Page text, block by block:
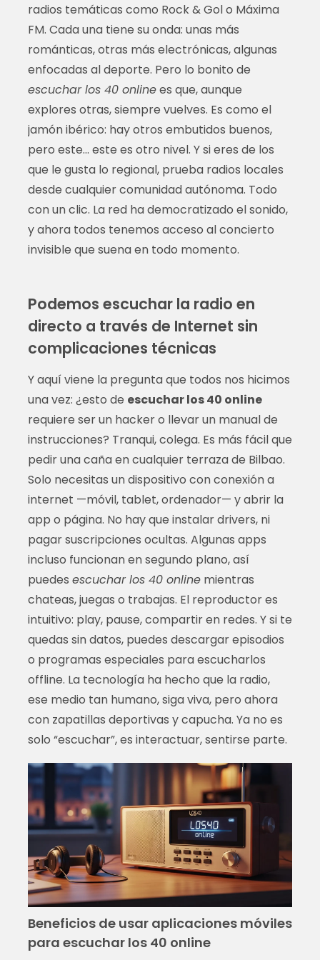
radios temáticas como Rock & Gol o Máxima
FM. Cada una tiene su onda: unas más
románticas, otras más electrónicas, algunas
enfocadas al deporte. Pero lo bonito de
escuchar los 40 onlinees que, aunque
explores otras, siempre vuelves. Es como el
jamón ibérico: hay otros embutidos buenos,
pero este… este es otro nivel. Y si eres de los
que le gusta lo regional, prueba radios locales
desde cualquier comunidad autónoma. Todo
con un clic. La red ha democratizado el sonido,
y ahora todos tenemos acceso al concierto
invisible que suena en todo momento.
Podemos escuchar la radio en
directo a través de Internet sin
complicaciones técnicas
Y aquí viene la pregunta que todos nos hicimos
una vez: ¿esto de escuchar los 40 online
requiere ser un hacker o llevar un manual de
instrucciones? Tranqui, colega. Es más fácil que
pedir una caña en cualquier terraza de Bilbao.
Solo necesitas un dispositivo con conexión a
internet —móvil, tablet, ordenador— y abrir la
app o página. No hay que instalar drivers, ni
pagar suscripciones ocultas. Algunas apps
incluso funcionan en segundo plano, así
puedes escuchar los 40 onlinemientras
chateas, juegas o trabajas. El reproductor es
intuitivo: play, pause, compartir en redes. Y si te
quedas sin datos, puedes descargar episodios
o programas especiales para escucharlos
offline. La tecnología ha hecho que la radio,
ese medio tan humano, siga viva, pero ahora
con zapatillas deportivas y capucha. Ya no es
solo “escuchar”, es interactuar, sentirse parte.
Beneficios de usar aplicaciones móviles
para escuchar los 40 online